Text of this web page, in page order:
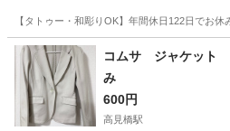
【タトゥー・和彫りOK】年間休日122日でお
大分 中津市 今津駅 その他
コムサ ジャケット
み
600円
高見橋駅